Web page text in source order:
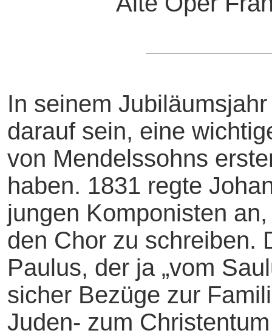
In seinem
darauf sein, eine
von Mendelssohns
haben. 1831 regte
jungen Komponisten
den Chor zu schreiben.
Paulus, der ja „vom
sicher Bezüge zur
Juden- zum